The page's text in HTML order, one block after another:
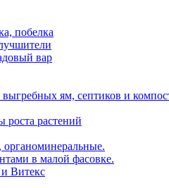
побелка
вар
ям, септиков и
роста растений
в малой фасовке.
и Витекс